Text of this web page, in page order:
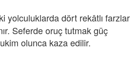
yolculuklarda dört rekâtlı farzlar
Seferde oruç tutmak güç
olunca kaza edilir.